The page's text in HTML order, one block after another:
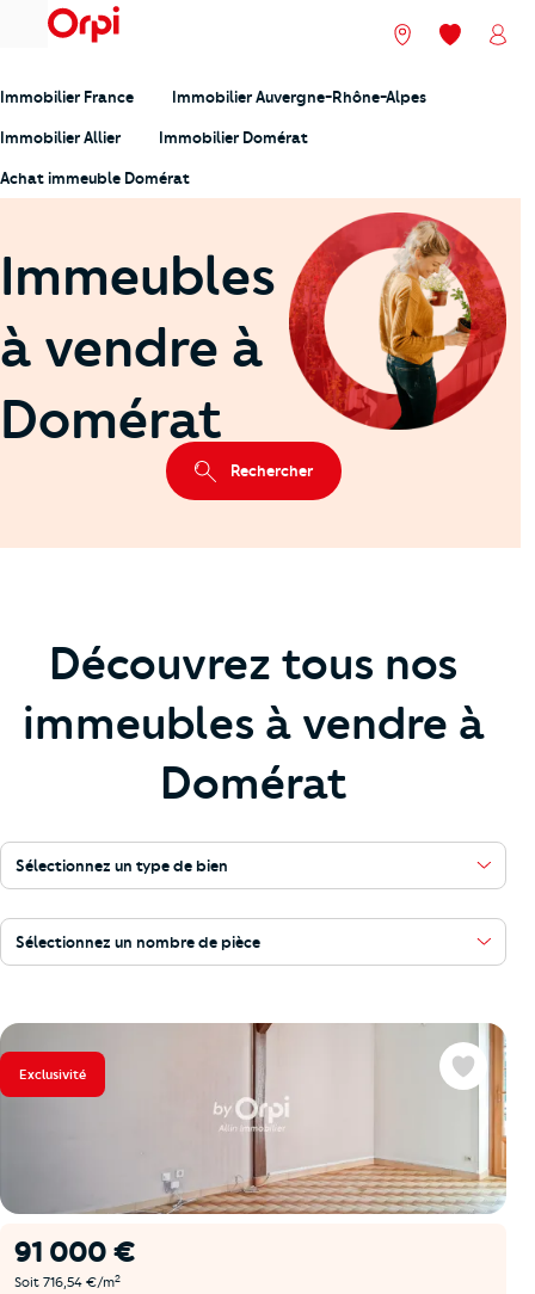
menu Nos agences
Mes
Immobilier France Immobilier Auvergne-Rhône-Alpes
Immobilier Allier Immobilier Domérat
Achat immeuble Domérat
Immeubles
à vendre à
Domérat
Rechercher
Découvrez tous nos
immeubles à vendre à
Domérat
Sélectionnez un type de bien
Sélectionnez un nombre de pièce
Exclusivité
91 000 €
Soit 716,54 €/m2
Favoris